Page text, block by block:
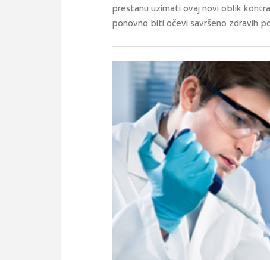
prestanu uzimati ovaj novi oblik
ponovno biti očevi savršeno zdravih